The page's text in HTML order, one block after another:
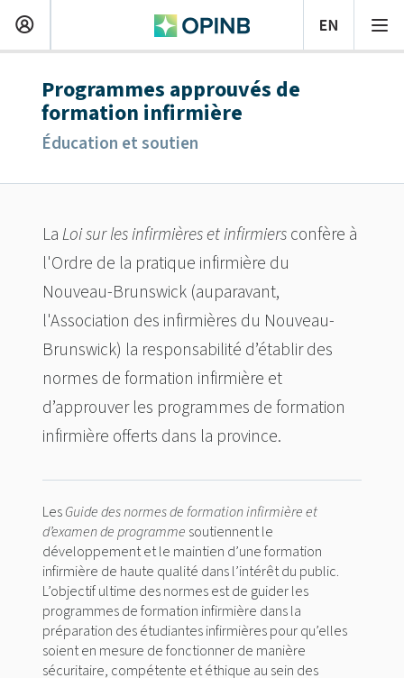
Programmes approuvés de
formation infirmière
Éducation et soutien
LaLoi sur les infirmières et infirmiersconfère à
l'Ordre de la pratique infirmière du
Nouveau-Brunswick (auparavant,
l'Association des infirmières du Nouveau-
Brunswick) la responsabilité d’établir des
normes de formation infirmière et
d’approuver les programmes de formation
infirmière offerts dans la province.
LesGuide des normes de formation infirmière et
d’examen de programme soutiennent le
développement et le maintien d’une formation
infirmière de haute qualité dans l’intérêt du public.
L’objectif ultime des normes est de guider les
programmes de formation infirmière dans la
préparation des étudiantes infirmières pour qu’elles
soient en mesure de fonctionner de manière
sécuritaire, compétente et éthique au sein des